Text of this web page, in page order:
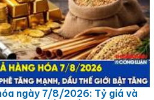
ngày 7/8/2026: Tỷ giá và